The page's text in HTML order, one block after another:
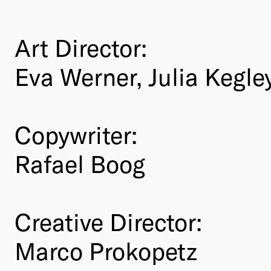
Art Director:
Eva Werner, Julia
Copywriter:
Rafael Boog
Creative Director:
Marco Prokopetz